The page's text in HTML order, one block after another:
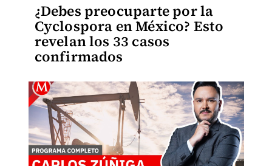
¿Debes preocuparte por la
Cyclospora en México? Esto
revelan los 33 casos
confirmados